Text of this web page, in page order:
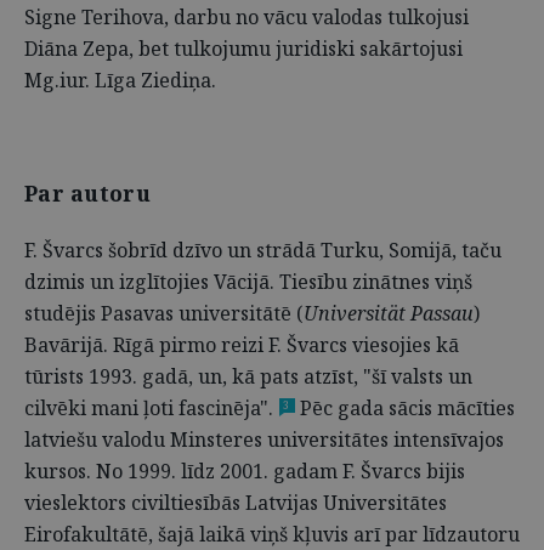
Signe Terihova, darbu no vācu valodas tulkojusi
Diāna Zepa, bet tulkojumu juridiski sakārtojusi
Mg.iur. Līga Ziediņa.
Par autoru
F. Švarcs šobrīd dzīvo un strādā Turku, Somijā, taču
dzimis un izglītojies Vācijā. Tiesību zinātnes viņš
studējis Pasavas universitātē (Universität Passau)
Bavārijā. Rīgā pirmo reizi F. Švarcs viesojies kā
tūrists 1993. gadā, un, kā pats atzīst, "šī valsts un
cilvēki mani ļoti fascinēja".
3
Pēc gada sācis mācīties
latviešu valodu Minsteres universitātes intensīvajos
kursos. No 1999. līdz 2001. gadam F. Švarcs bijis
vieslektors civiltiesībās Latvijas Universitātes
Eirofakultātē, šajā laikā viņš kļuvis arī par līdzautoru